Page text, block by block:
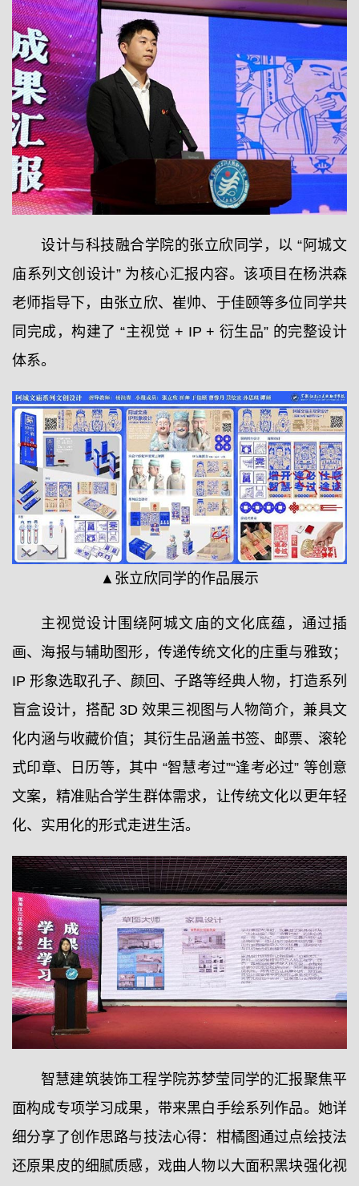
设计与科技融合学院的张立欣同学，以 “阿城文
庙系列文创设计” 为核心汇报内容。该项目在杨洪森
老师指导下，由张立欣、崔帅、于佳颐等多位同学共
同完成，构建了 “主视觉 + IP + 衍生品” 的完整设计
体系。
▲张立欣同学的作品展示
主视觉设计围绕阿城文庙的文化底蕴，通过插
画、海报与辅助图形，传递传统文化的庄重与雅致；
IP 形象选取孔子、颜回、子路等经典人物，打造系列
盲盒设计，搭配 3D 效果三视图与人物简介，兼具文
化内涵与收藏价值；其衍生品涵盖书签、邮票、滚轮
式印章、日历等，其中 “智慧考过”“逢考必过” 等创意
文案，精准贴合学生群体需求，让传统文化以更年轻
化、实用化的形式走进生活。
智慧建筑装饰工程学院苏梦莹同学的汇报聚焦平
面构成专项学习成果，带来黑白手绘系列作品。她详
细分享了创作思路与技法心得：柑橘图通过点绘技法
还原果皮的细腻质感，戏曲人物以大面积黑块强化视